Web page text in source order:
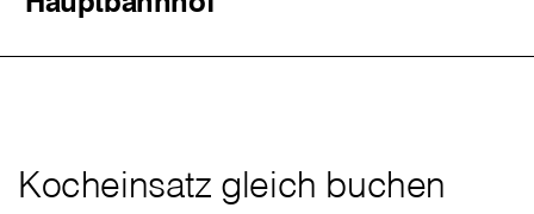
Kocheinsatz gleich buchen